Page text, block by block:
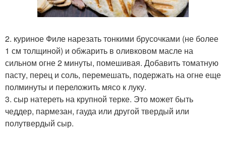
2. куриное Филе нарезать тонкими брусочками (не более
1 см толщиной) и обжарить в оливковом масле на
сильном огне 2 минуты, помешивая. Добавить томатную
пасту, перец и соль, перемешать, подержать на огне еще
полминуты и переложить мясо к луку.
3. сыр натереть на крупной терке. Это может быть
чеддер, пармезан, гауда или другой твердый или
полутвердый сыр.